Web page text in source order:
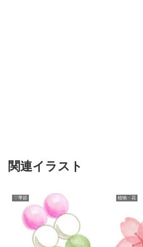
関連イラスト
▽季節 植物・花